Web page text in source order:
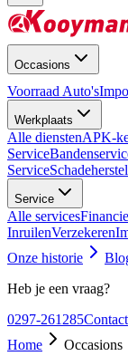
Occasions
Voorraad Auto's
Werkplaats
Alle dienstenAPK-
Service
ServiceSchadeherstel
Service
Alle services
InruilenVerzekeren
Onze historie
Heb je een vraag?
0297-261285Contact
Home
Occasions